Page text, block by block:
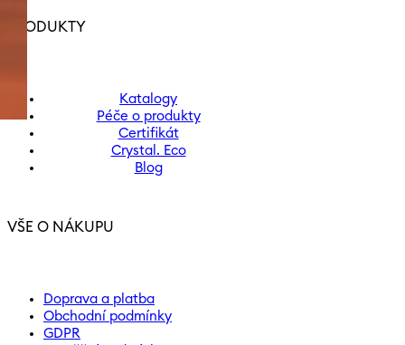
PRODUKTY
Katalogy
Péče o produkty
Certifikát
Crystal. Eco
Blog
VŠE O NÁKUPU
Doprava a platba
Obchodní podmínky
GDPR